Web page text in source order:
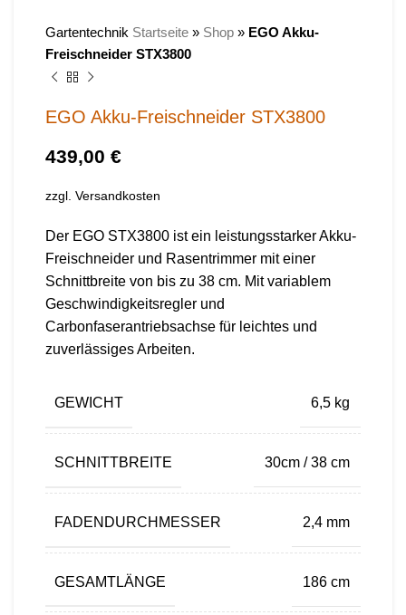
Gartentechnik Startseite » Shop » EGO Akku-
Freischneider STX3800
EGO Akku-Freischneider STX3800
€
zzgl. Versandkosten
Der EGO STX3800 ist ein leistungsstarker Akku-
Freischneider und Rasentrimmer mit einer
Schnittbreite von bis zu 38 cm. Mit variablem
Geschwindigkeitsregler und
Carbonfaserantriebsachse für leichtes und
zuverlässiges Arbeiten.
GEWICHT 6,5 kg
SCHNITTBREITE 30cm / 38 cm
FADENDURCHMESSER 2,4 mm
GESAMTLÄNGE 186 cm